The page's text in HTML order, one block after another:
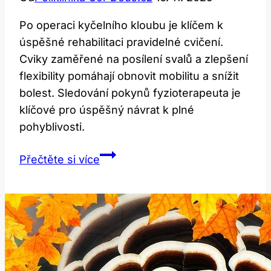
Po operaci kyčelního kloubu je klíčem k
úspěšné rehabilitaci pravidelné cvičení.
Cviky zaměřené na posílení svalů a zlepšení
flexibility pomáhají obnovit mobilitu a snížit
bolest. Sledování pokynů fyzioterapeuta je
klíčové pro úspěšný návrat k plné
pohyblivosti.
Přečtěte si víceCviky
kyčelního
kloubu:
Cesta
k